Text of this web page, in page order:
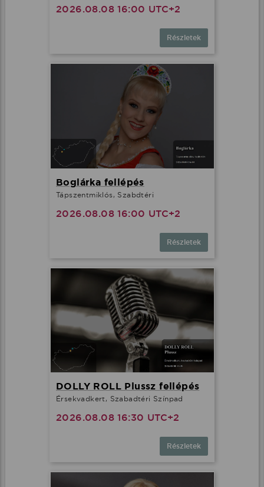
2026.08.08 16:00 UTC+2
Részletek
Boglárka fellépés
Tápszentmiklós, Szabdtéri
2026.08.08 16:00 UTC+2
Részletek
DOLLY ROLL Plussz fellépés
Érsekvadkert, Szabadtéri Színpad
2026.08.08 16:30 UTC+2
Részletek